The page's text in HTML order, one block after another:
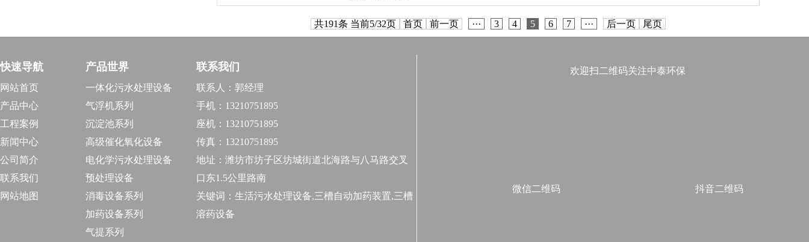
共191条 当前5/32页 首页 前一页 ··· 3 4 5 6 7 ··· 后一页 尾页
快速导航
网站首页
产品中心
工程案例
新闻中心
公司简介
联系我们
网站地图
产品世界
一体化污水处理设备
气浮机系列
沉淀池系列
高级催化氧化设备
电化学污水处理设备
预处理设备
消毒设备系列
加药设备系列
气提系列
联系我们
联系人：郭经理
手机：13210751895
座机：13210751895
传真：13210751895
地址：潍坊市坊子区坊城街道北海路与八马路交叉
口东1.5公里路南
关键词：生活污水处理设备,三槽自动加药装置,三槽
溶药设备
欢迎扫二维码关注中泰环保
微信二维码 抖音二维码